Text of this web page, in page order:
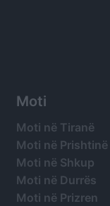
Moti
Moti në Tiranë
Moti në Prishtinë
Moti në Shkup
Moti në Durrës
Moti në Prizren